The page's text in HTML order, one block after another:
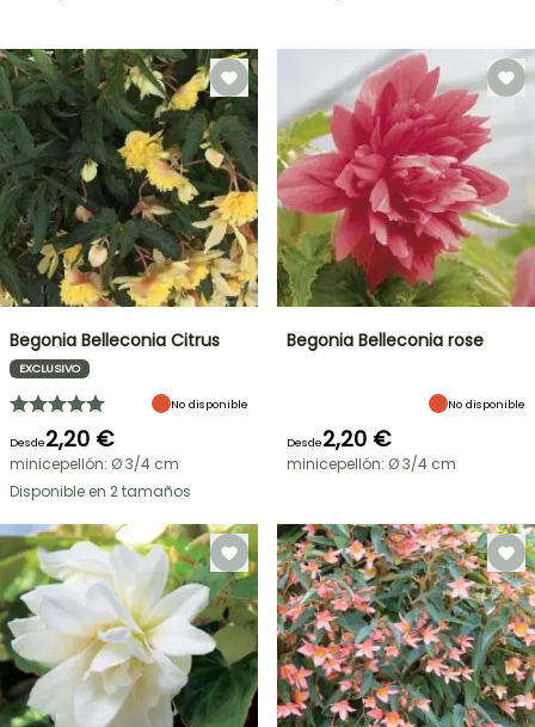
Begonia Belleconia Citrus
EXCLUSIVO
No disponible
Desde2,20 €
minicepellón: Ø 3/4 cm
Disponible en 2 tamaños
Begonia Belleconia rose
No disponible
Desde2,20 €
minicepellón: Ø 3/4 cm